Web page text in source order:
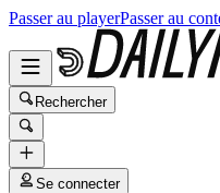
Passer au playerPasser au
Rechercher
Se connecter